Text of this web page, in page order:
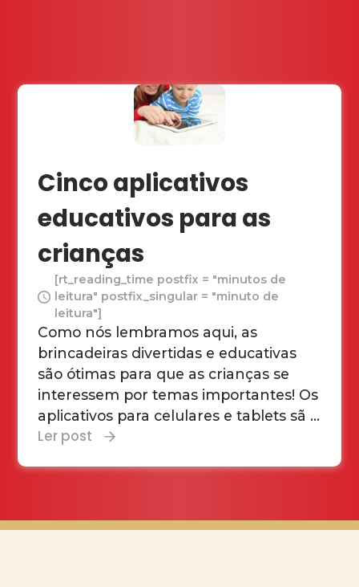
Cinco aplicativos
educativos para as
crianças
[rt_reading_time postfix = "minutos de
leitura" postfix_singular = "minuto de
leitura"]
Como nós lembramos aqui, as
brincadeiras divertidas e educativas
são ótimas para que as crianças se
interessem por temas importantes! Os
aplicativos para celulares e tablets sã ...
Ler post